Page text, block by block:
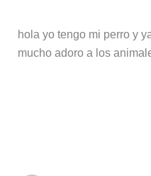
hola yo tengo mi perro y
mucho adoro a los